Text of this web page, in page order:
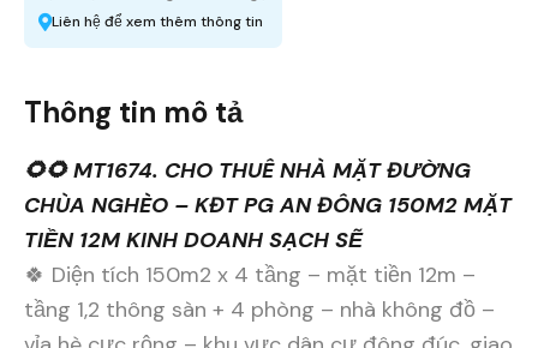
Liên hệ để xem thêm thông tin
Thông tin mô tả
🌻🌻 MT1674. CHO THUÊ NHÀ MẶT ĐƯỜNG
CHÙA NGHÈO – KĐT PG AN ĐÔNG 150M2 MẶT
TIỀN 12M KINH DOANH SẠCH SẼ
🍀 Diện tích 150m2 x 4 tầng – mặt tiền 12m –
tầng 1,2 thông sàn + 4 phòng – nhà không đồ –